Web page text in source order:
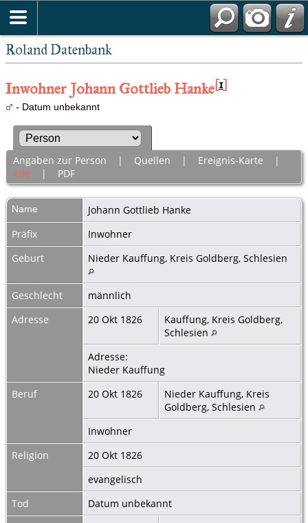
Roland Datenbank
Inwohner Johann Gottlieb Hanke[1]
- Datum unbekannt
Angaben zur Person | Quellen | Ereignis-Karte |
Alle | PDF
Name Johann Gottlieb Hanke
Präfix
Inwohner
Geburt
Nieder Kauffung, Kreis Goldberg, Schlesien
Geschlecht
männlich
Adresse
20 Okt 1826
Kauffung, Kreis Goldberg,
Schlesien
Adresse:
Nieder Kauffung
Beruf
20 Okt 1826
Nieder Kauffung, Kreis
Goldberg, Schlesien
Inwohner
Religion
20 Okt 1826
evangelisch
Tod
Datum unbekannt